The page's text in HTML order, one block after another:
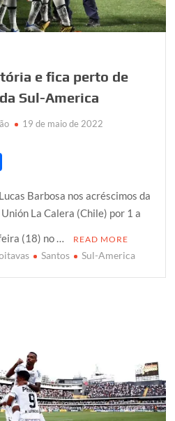
e fica perto de
Sul-America
19 de maio de 2022
a
r
e
Barbosa nos acréscimos da
La Calera (Chile) por 1 a
(18) no …
READ MORE
Santos Sul-America